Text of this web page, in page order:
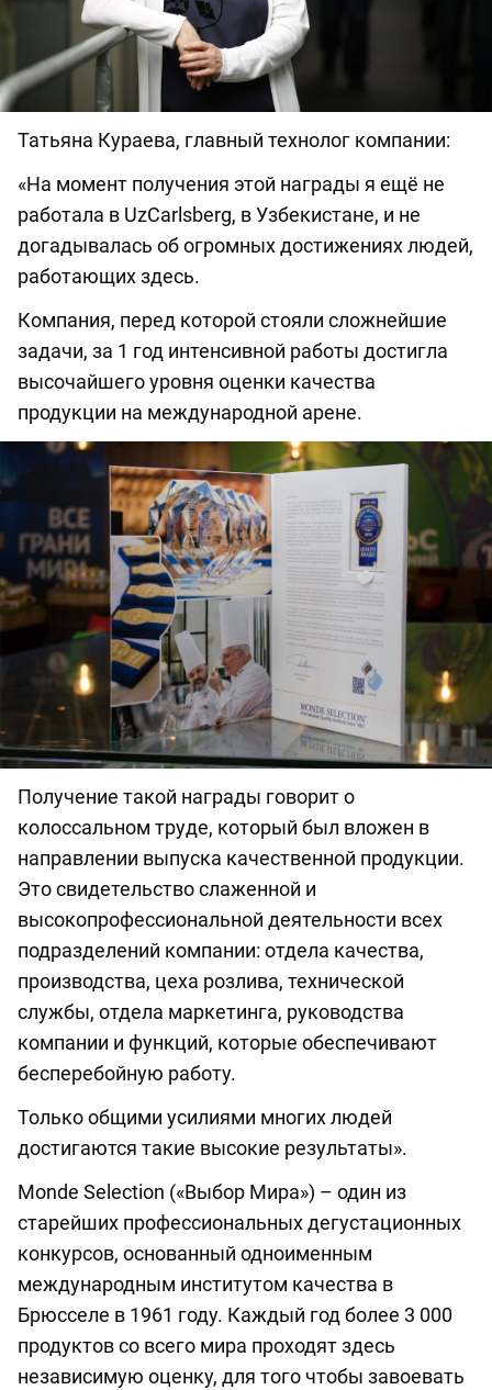
Татьяна Кураева, главный технолог компании:
«На момент получения этой награды я ещё не
работала в UzCarlsberg, в Узбекистане, и не
догадывалась об огромных достижениях людей,
работающих здесь.
Компания, перед которой стояли сложнейшие
задачи, за 1 год интенсивной работы достигла
высочайшего уровня оценки качества
продукции на международной арене.
Получение такой награды говорит о
колоссальном труде, который был вложен в
направлении выпуска качественной продукции.
Это свидетельство слаженной и
высокопрофессиональной деятельности всех
подразделений компании: отдела качества,
производства, цеха розлива, технической
службы, отдела маркетинга, руководства
компании и функций, которые обеспечивают
бесперебойную работу.
Только общими усилиями многих людей
достигаются такие высокие результаты».
Monde Selection («Выбор Мира») – один из
старейших профессиональных дегустационных
конкурсов, основанный одноименным
международным институтом качества в
Брюсселе в 1961 году. Каждый год более 3 000
продуктов со всего мира проходят здесь
независимую оценку, для того чтобы завоевать